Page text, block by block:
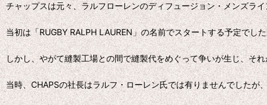
チャップスは元々、ラルフローレンのディフュージョン・メンズラ
当初は「RUGBY RALPH LAUREN」の名前でスタートする予定でし
しかし、やがて縫製工場との間で縫製代をめぐって争いが生じ、そ
当時、CHAPSの社長はラルフ・ローレン氏では有りませんでした